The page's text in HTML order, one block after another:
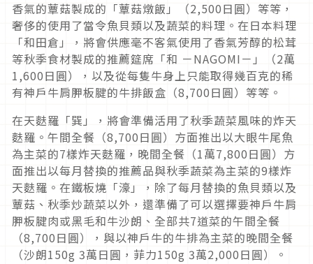
香氣的蕈菇製成的「蕈菇燉飯」（2,500日圓）等等，
奢侈的使用了當令魚貝類以及蔬菜的料理。在日本料理
「和田倉」，將會供應毫不客氣使用了香氣芳醇的松茸
等秋季食材製成的推薦筵席「和 －NAGOMI－」（2萬
1,600日圓），以及從每隻牛身上只能取得幾百克的稀
有神戶牛肩胛板腱的牛排飯盒（8,700日圓）等等。
在天麩羅「巽」，將會準備活用了秋季蔬菜風味的炸天
麩羅。午間全餐（8,700日圓）方面推出以大眼牛尾魚
為主菜的7樣炸天麩羅，晚間全餐（1萬7,800日圓）方
面推出以每月替換的推薦品與秋季蔬菜為主菜的9樣炸
天麩羅。在鐵板燒「濠」，除了每月替換的魚貝類以及
蕈菇、秋季炒蔬菜以外，還準備了可以選擇要神戶牛肩
胛板腱肉或黑毛和牛沙朗、全部共7道菜的午間全餐
（8,700日圓），與以神戶牛的牛排為主菜的晚間全餐
（沙朗150g 3萬日圓，菲力150g 3萬2,000日圓）。